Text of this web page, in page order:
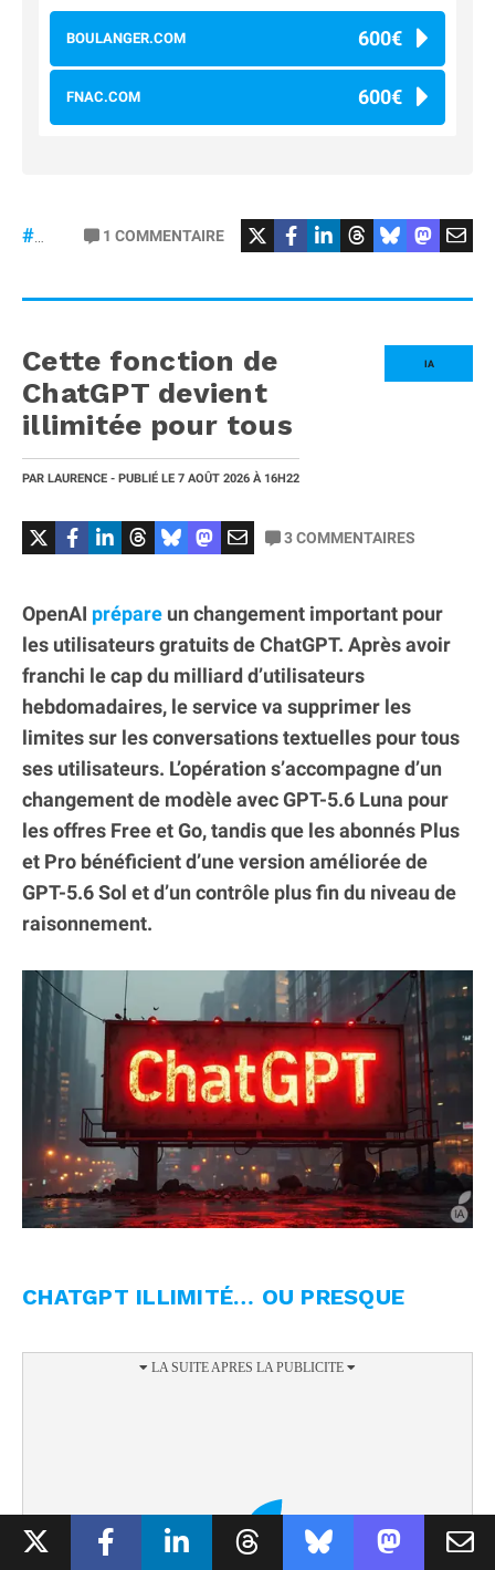
BOULANGER.COM 600€
FNAC.COM 600€
#osmopocket4P
1 COMMENTAIRE
IA
Cette fonction de
ChatGPT devient
illimitée pour tous
PAR LAURENCE - PUBLIÉ LE 7 AOÛT 2026 À 16H22
3COMMENTAIRES
OpenAI prépare un changement important pour
les utilisateurs gratuits de ChatGPT. Après avoir
franchi le cap du milliard d’utilisateurs
hebdomadaires, le service va supprimer les
limites sur les conversations textuelles pour tous
ses utilisateurs. L’opération s’accompagne d’un
changement de modèle avec GPT-5.6 Luna pour
les offres Free et Go, tandis que les abonnés Plus
et Pro bénéficient d’une version améliorée de
GPT-5.6 Sol et d’un contrôle plus fin du niveau de
raisonnement.
CHATGPT ILLIMITÉ… OU PRESQUE